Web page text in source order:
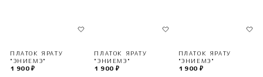
ПЛАТОК ЯРАТУ
"ЭНИЕМЭ"
1 900 ₽
ПЛАТОК ЯРАТУ
"ЭНИЕМЭ"
1 900 ₽
ПЛАТОК ЯРАТУ
"ЭНИЕМЭ"
1 900 ₽